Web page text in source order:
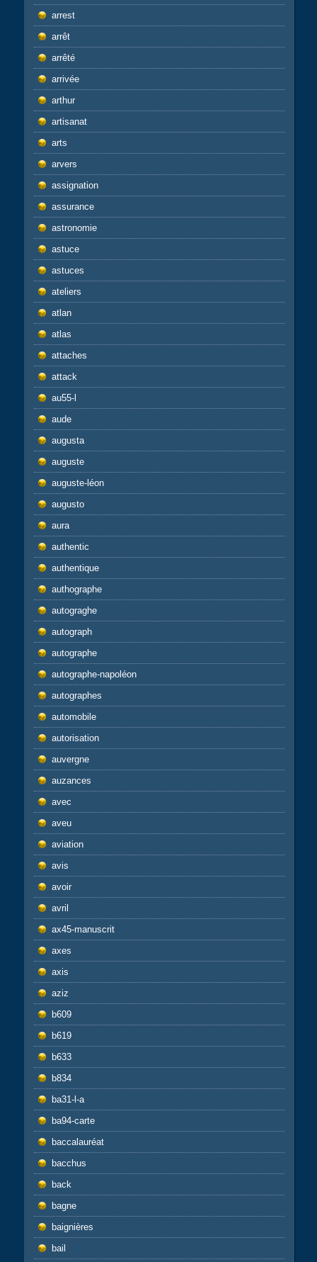
arrest
arrêt
arrêté
arrivée
arthur
artisanat
arts
arvers
assignation
assurance
astronomie
astuce
astuces
ateliers
atlan
atlas
attaches
attack
au55-l
aude
augusta
auguste
auguste-léon
augusto
aura
authentic
authentique
authographe
autograghe
autograph
autographe
autographe-napoléon
autographes
automobile
autorisation
auvergne
auzances
avec
aveu
aviation
avis
avoir
avril
ax45-manuscrit
axes
axis
aziz
b609
b619
b633
b834
ba31-l-a
ba94-carte
baccalauréat
bacchus
back
bagne
baignières
bail